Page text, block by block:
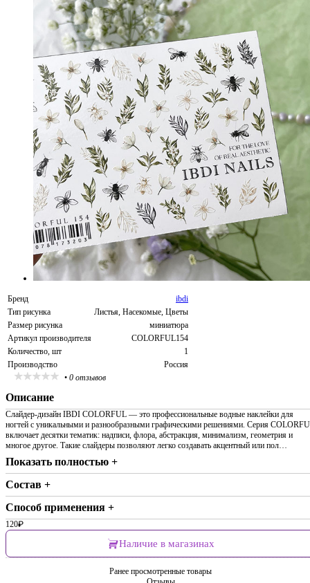
Бренд
ibdi
Тип рисунка
Листья, Насекомые, Цветы
Размер рисунка
миниатюра
Артикул производителя
COLORFUL154
Количество, шт
1
Производство
Россия
• 0 отзывов
Описание
Слайдер-дизайн IBDI COLORFUL — это профессиональные водные наклейки для
ногтей с уникальными и разнообразными графическими решениями. Серия
включает десятки тематик: надписи, флора, абстракция, минимализм, геометрия и
многое другое. Такие слайдеры позволяют легко создавать акцентный или пол…
Показать полностью +
Состав +
Способ применения +
120₽
Наличие в магазинах
Ранее просмотренные товары